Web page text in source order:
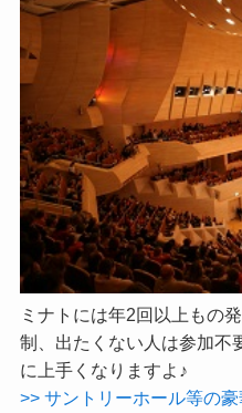
ミナトには年2回以上もの
制、出たくない人は参加不
に上手くなりますよ♪
>> サントリーホール等の